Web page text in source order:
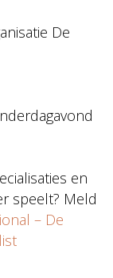
De
en
speelt? Meld
– De